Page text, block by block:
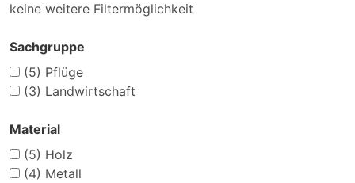
keine weitere Filtermöglichkeit
Sachgruppe
(5) Pflüge
(3) Landwirtschaft
Material
(5) Holz
(4) Metall